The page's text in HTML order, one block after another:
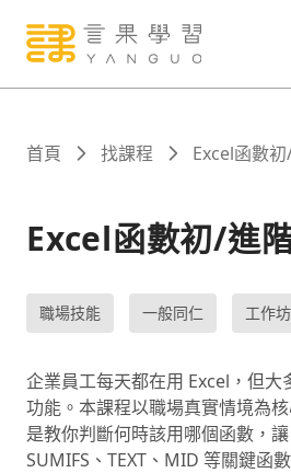
關於
課程
報名
文章
首頁 找課程 Excel函數
Excel函數初/進
職場技能 一般同仁 工作坊
企業員工每天都在用 Excel，但大
功能。本課程以職場真實情境為
是教你判斷何時該用哪個函數，讓
SUMIFS、TEXT、MID 等關鍵函